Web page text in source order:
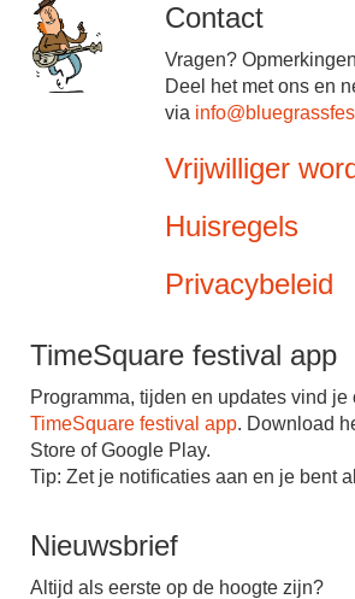
Contact
Vragen?
Deel het met ons en
via
Vrijwilliger
Huisregels
Privacybeleid
TimeSquare festival app
Programma, tijden en updates vind je
TimeSquare festival app. Download
Store of Google Play.
Tip: Zet je notiﬁcaties aan en je bent
Nieuwsbrief
Altijd als eerste op de hoogte zijn?